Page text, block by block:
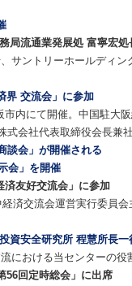
局流通業発展処 富寧宏
サントリーホールディン
界 交流会」に参加
内にて開催。中国駐大
会社代表取締役会長兼
談会」が開催される
会」を開催
済友好交流会」に参加
済交流会運営実行委員
資安全研究所 程慧所長
における当センターの役
56回定時総会」に出席